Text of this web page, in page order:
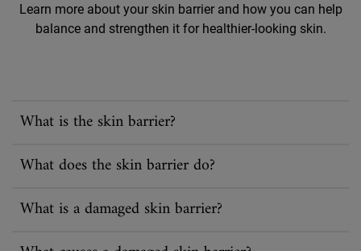
Learn more about your skin barrier and how you can help
balance and strengthen it for healthier-looking skin.
What is the skin barrier?
What does the skin barrier do?
What is a damaged skin barrier?